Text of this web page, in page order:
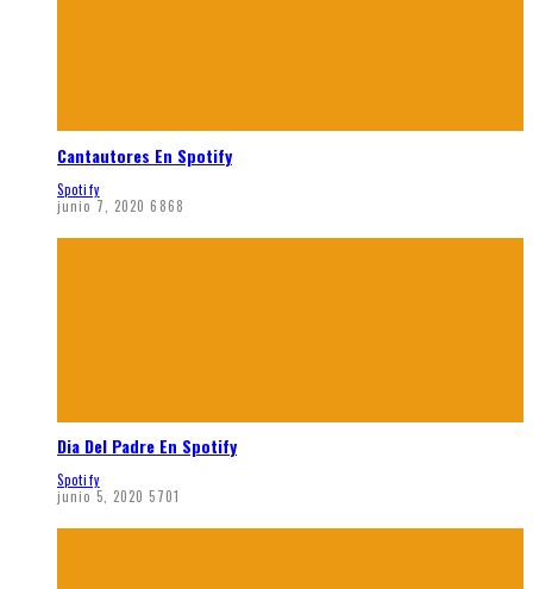
Cantautores En Spotify
Spotify
junio 7, 2020 6868
Dia Del Padre En Spotify
Spotify
junio 5, 2020 5701